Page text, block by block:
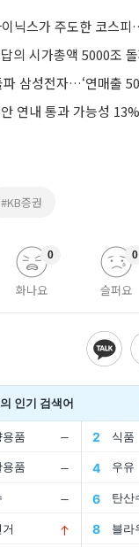
#KB증권
화나요
0
슬퍼요
0